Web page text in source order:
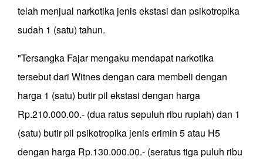
telah menjual narkotika jenis ekstasi dan psikotropika
sudah 1 (satu) tahun.
"Tersangka Fajar mengaku mendapat narkotika
tersebut dari Witnes dengan cara membeli dengan
harga 1 (satu) butir pil ekstasi dengan harga
Rp.210.000.00.- (dua ratus sepuluh ribu rupiah) dan 1
(satu) butir pil psikotropika jenis erimin 5 atau H5
dengan harga Rp.130.000.00.- (seratus tiga puluh ribu